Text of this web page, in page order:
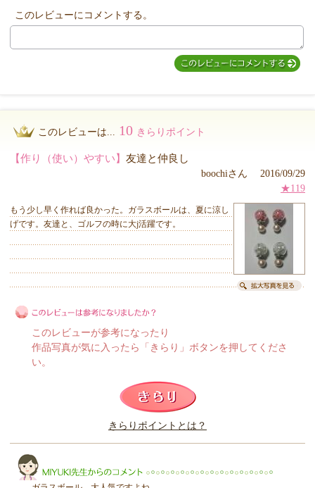
MIYUKI先生からのコメント
このレビューにコメントする。
このレビューは... 10 きらりポイント
【作り（使い）やすい】 友達と仲良し
boochiさん 2016/09/29
★119
もう少し早く作れば良かった。ガラスボールは、夏に涼し
げです。友達と、ゴルフの時に大j活躍です。
このレビューは参考になりましたか？
このレビューが参考になったり
作品写真が気に入ったら「きらり」ボタンを押してくださ
い。
きらり
きらりポイントとは？